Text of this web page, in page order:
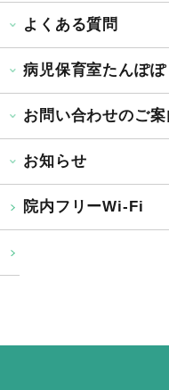
よくある質問
病児保育室たんぽぽ
お問い合わせのご案
お知らせ
院内フリーWi-Fi